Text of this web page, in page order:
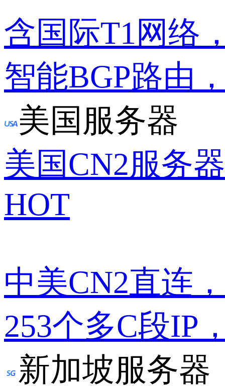
含国际T1网络
智能BGP路由
美国服务器
美国CN2服务器
HOT
中美CN2直连
253个多C段IP
新加坡服务器